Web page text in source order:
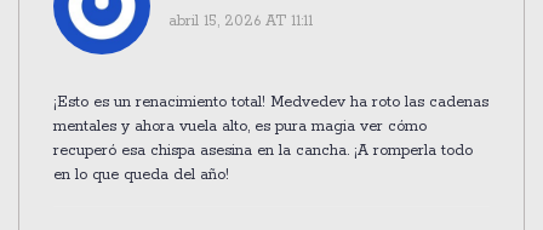
abril 15, 2026 AT 11:11
¡Esto es un renacimiento total! Medvedev ha roto las cadenas
mentales y ahora vuela alto, es pura magia ver cómo
recuperó esa chispa asesina en la cancha. ¡A romperla todo
en lo que queda del año!